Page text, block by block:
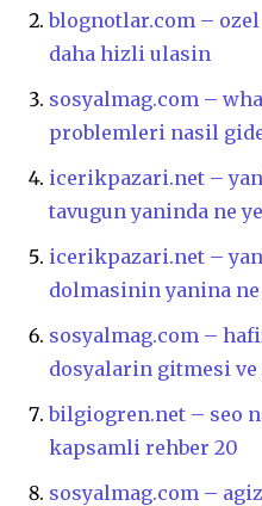
blognotlar.com –
daha hizli ulasin
sosyalmag.com –
problemleri nasil
icerikpazari.net –
tavugun yaninda ne
icerikpazari.net –
dolmasinin yanina ne
sosyalmag.com –
dosyalarin gitmesi ve
bilgiogren.net – seo
kapsamli rehber 20
sosyalmag.com –